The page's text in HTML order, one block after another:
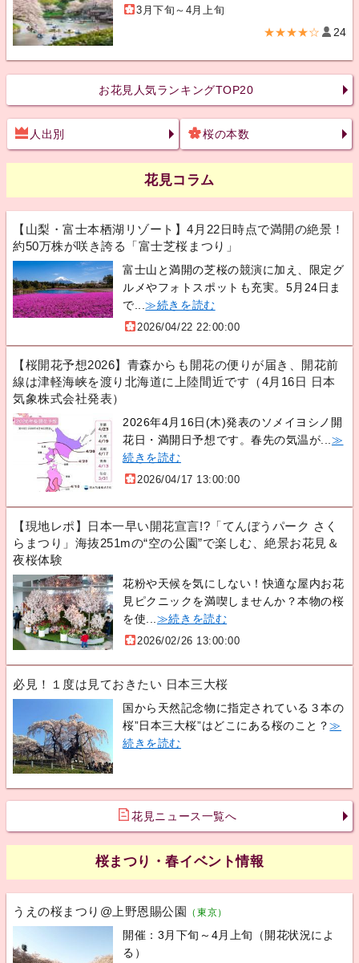
3月下旬～4月上旬
★★★★☆ 24
お花見人気ランキングTOP20
人出別 桜の本数
花見コラム
【山梨・富士本栖湖リゾート】4月22日時点で満開の絶景！
約50万株が咲き誇る「富士芝桜まつり」
富士山と満開の芝桜の競演に加え、限定グ
ルメやフォトスポットも充実。5月24日ま
で...≫続きを読む
2026/04/22 22:00:00
【桜開花予想2026】青森からも開花の便りが届き、開花前
線は津軽海峡を渡り北海道に上陸間近です（4月16日 日本
気象株式会社発表）
2026年4月16日(木)発表のソメイヨシノ開
花日・満開日予想です。春先の気温が... ≫
続きを読む
2026/04/17 13:00:00
【現地レポ】日本一早い開花宣言!?「てんぼうパーク さく
らまつり」海抜251mの“空の公園”で楽しむ、絶景お花見＆
夜桜体験
花粉や天候を気にしない！快適な屋内お花
見ピクニックを満喫しませんか？本物の桜
を使... ≫続きを読む
2026/02/26 13:00:00
必見！１度は見ておきたい 日本三大桜
国から天然記念物に指定されている３本の
桜”日本三大桜”はどこにある桜のこと？≫
続きを読む
花見ニュース一覧へ
桜まつり・春イベント情報
うえの桜まつり@上野恩賜公園 （東京）
開催：3月下旬～4月上旬（開花状況によ
る）